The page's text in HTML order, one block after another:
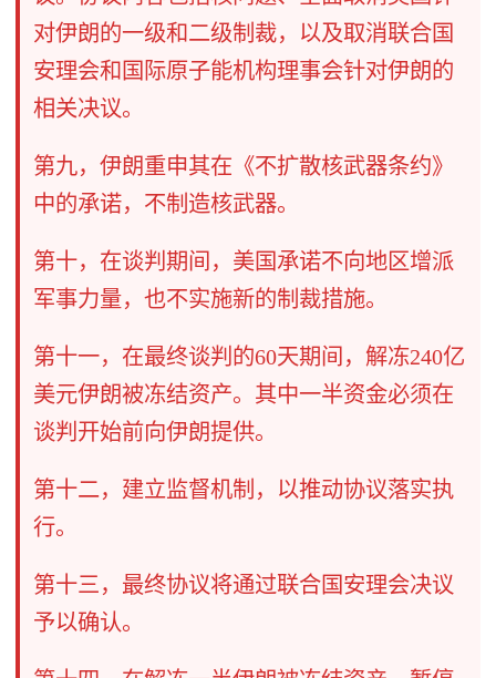
对伊朗的一级和二级制裁，以及取消联合国
安理会和国际原子能机构理事会针对伊朗的
相关决议。
第九，伊朗重申其在《不扩散核武器条约》
中的承诺，不制造核武器。
第十，在谈判期间，美国承诺不向地区增派
军事力量，也不实施新的制裁措施。
第十一，在最终谈判的60天期间，解冻240亿
美元伊朗被冻结资产。其中一半资金必须在
谈判开始前向伊朗提供。
第十二，建立监督机制，以推动协议落实执
行。
第十三，最终协议将通过联合国安理会决议
予以确认。